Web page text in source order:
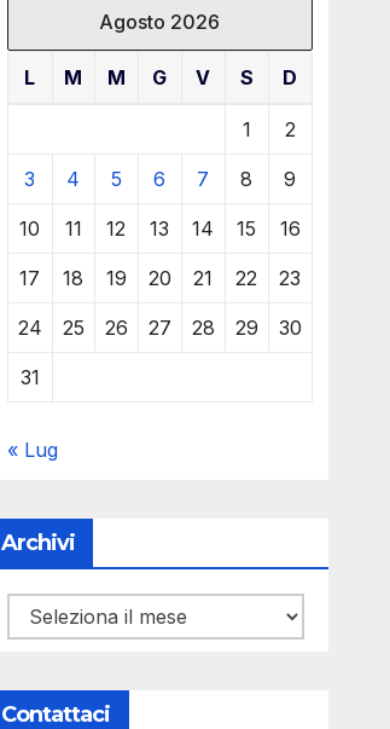
Agosto 2026
L M M G V S D
1 2
3 4 5 6 7 8 9
10 11 12 13 14 15 16
17 18 19 20 21 22 23
24 25 26 27 28 29 30
31
« Lug
Archivi
Archivi
Contattaci